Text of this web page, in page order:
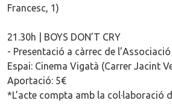
Francesc, 1)
21.30h | BOYS DON’T CRY
- Presentació a càrrec de l’Associació
Espai: Cinema Vigatà (Carrer Jacint
Aportació: 5€
*L’acte compta amb la col·laboració